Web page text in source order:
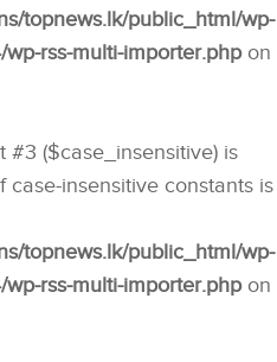
topnews.lk/public_html/wp-
rss-multi-importer.phpon
#3 ($case_insensitive) is
insensitive constants is
topnews.lk/public_html/wp-
rss-multi-importer.phpon